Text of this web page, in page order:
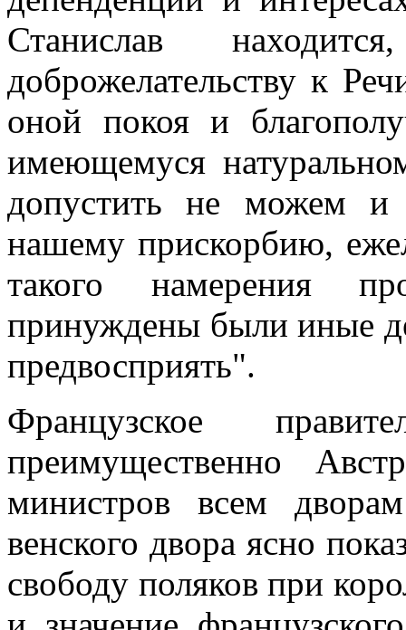
Станислав
доброжелательству к
оной покоя и
имеющемуся
допустить не можем и
нашему прискорбию,
такого намерения
принуждены были иные
предвосприять".
Французское
преимущественно
министров всем
венского двора ясно
свободу поляков при